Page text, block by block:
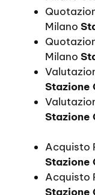
Milano
Milano
Stazione
Stazione
Acquisto
Stazione
Acquisto
Stazione